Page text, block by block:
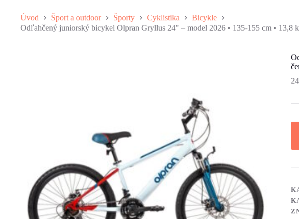
Úvod Šport a outdoor Športy Cyklistika
Bicykle
Odľahčený juniorský bicykel Olpran Gryllus 24" – model 2026 • 135-155 cm • 13,8